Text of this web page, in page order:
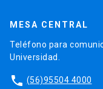
MESA CENTRAL
Teléfono para
Universidad.
phone (56)95504 4000